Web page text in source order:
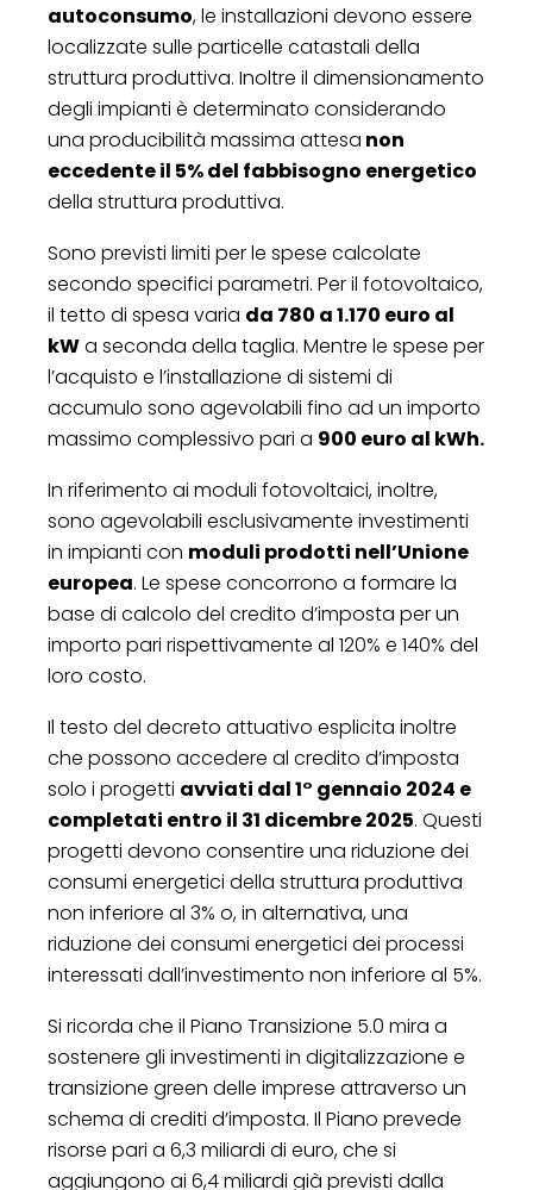
autoconsumo, le installazioni devono essere
localizzate sulle particelle catastali della
struttura produttiva. Inoltre il dimensionamento
degli impianti è determinato considerando
una producibilità massima attesa non
eccedente il 5% del fabbisogno energetico
della struttura produttiva.
Sono previsti limiti per le spese calcolate
secondo specifici parametri. Per il fotovoltaico,
il tetto di spesa varia da 780 a 1.170 euro al
kWa seconda della taglia. Mentre le spese per
l’acquisto e l’installazione di sistemi di
accumulo sono agevolabili fino ad un importo
massimo complessivo pari a 900 euro al kWh.
In riferimento ai moduli fotovoltaici, inoltre,
sono agevolabili esclusivamente investimenti
in impianti con moduli prodotti nell’Unione
europea. Le spese concorrono a formare la
base di calcolo del credito d’imposta per un
importo pari rispettivamente al 120% e 140% del
loro costo.
Il testo del decreto attuativo esplicita inoltre
che possono accedere al credito d’imposta
solo i progetti avviati dal 1° gennaio 2024 e
completati entro il 31 dicembre 2025. Questi
progetti devono consentire una riduzione dei
consumi energetici della struttura produttiva
non inferiore al 3% o, in alternativa, una
riduzione dei consumi energetici dei processi
interessati dall’investimento non inferiore al 5%.
Si ricorda che il Piano Transizione 5.0 mira a
sostenere gli investimenti in digitalizzazione e
transizione green delle imprese attraverso un
schema di crediti d’imposta. Il Piano prevede
risorse pari a 6,3 miliardi di euro, che si
aggiungono ai 6,4 miliardi già previsti dalla